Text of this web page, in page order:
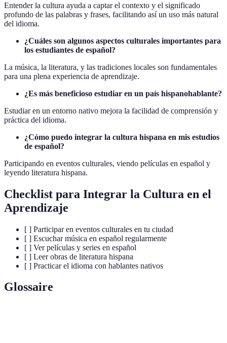
Entender la cultura ayuda a captar el contexto y el significado
profundo de las palabras y frases, facilitando así un uso más natural
del idioma.
¿Cuáles son algunos aspectos culturales importantes para
los estudiantes de español?
La música, la literatura, y las tradiciones locales son fundamentales
para una plena experiencia de aprendizaje.
¿Es más beneficioso estudiar en un país hispanohablante?
Estudiar en un entorno nativo mejora la facilidad de comprensión y
práctica del idioma.
¿Cómo puedo integrar la cultura hispana en mis estudios
de español?
Participando en eventos culturales, viendo películas en español y
leyendo literatura hispana.
Checklist para Integrar la Cultura en el
Aprendizaje
[ ] Participar en eventos culturales en tu ciudad
[ ] Escuchar música en español regularmente
[ ] Ver películas y series en español
[ ] Leer obras de literatura hispana
[ ] Practicar el idioma con hablantes nativos
Glossaire